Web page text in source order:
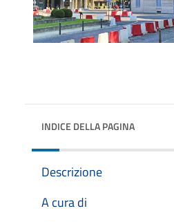
INDICE DELLA PAGINA
Descrizione
A cura di